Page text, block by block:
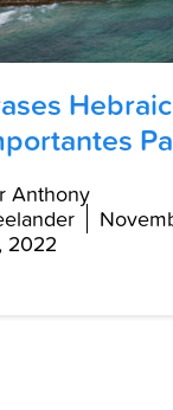
Anthony
2022